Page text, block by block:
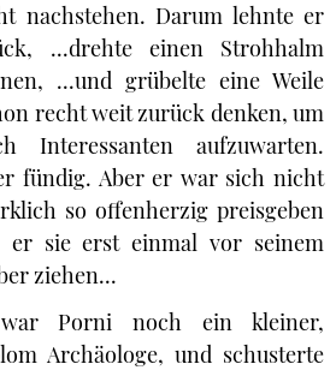
nachstehen. Darum lehnte er
...drehte einen Strohhalm
...und grübelte eine Weile
recht weit zurück denken, um
Interessanten aufzuwarten.
fündig. Aber er war sich nicht
so offenherzig preisgeben
er sie erst einmal vor seinem
ziehen...
Porni noch ein kleiner,
Archäologe, und schusterte